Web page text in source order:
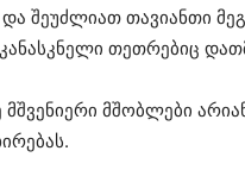
შეუძლიათ თავიანთი
თეთრებიც
მშვენიერი მშობლები